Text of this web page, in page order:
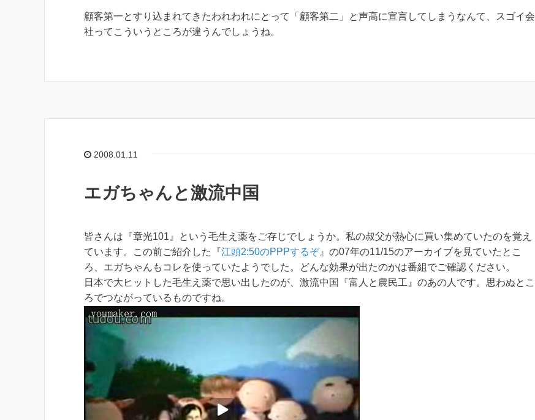
顧客第一とすり込まれてきたわれわれにとって「顧客第二」と声高に宣言してしまうなんて、スゴイ会
社ってこういうところが違うんでしょうね。
2008.01.11
エガちゃんと激流中国
皆さんは『章光101』という毛生え薬をご存じでしょうか。私の叔父が熱心に買い集めていたのを覚え
ています。この前ご紹介した『江頭2:50のPPPするぞ』の07年の11/15のアーカイブを見ていたとこ
ろ、エガちゃんもコレを使っていたようでした。どんな効果が出たのかは番組でご確認ください。
日本で大ヒットした毛生え薬で思い出したのが、激流中国『富人と農民工』のあの人です。思わぬとこ
ろでつながっているものですね。